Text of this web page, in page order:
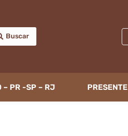
Buscar
– PR -SP – RJ PRESENTE